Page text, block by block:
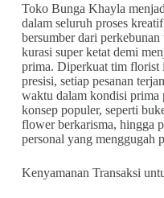
Toko Bunga Khayla
dalam seluruh proses
bersumber dari
kurasi super ketat demi
prima. Diperkuat tim florist
presisi, setiap pesanan
waktu dalam kondisi prima
konsep populer, seperti
flower berkarisma, hingga
personal yang menggugah
Kenyamanan Transaksi